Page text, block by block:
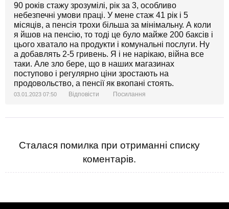
90 років стажу зрозумілі, рік за 3, особливо
небезпечні умови праці. У мене стаж 41 рік і 5
місяців, а пенсія трохи більша за мінімальну. А коли
я йшов на пенсію, то тоді це було майже 200 баксів і
цього хватало на продукти і комунальні послуги. Ну
а добавлять 2-5 гривень. Я і не нарікаю, війна все
таки. Але зло бере, що в наших магазинах
поступово і регулярно ціни зростають на
продовольство, а пенсії як вкопані стоять.
03.01.2023 07:50 Відповісти Посилання
Сталася помилка при отриманні списку
коментарів.